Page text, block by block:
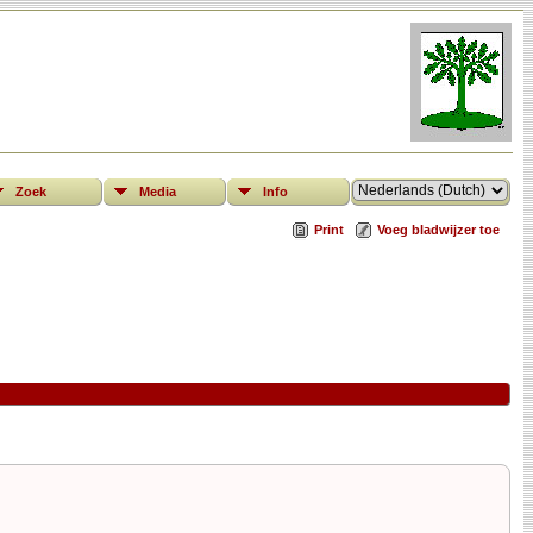
Zoek Media Info
Print Voeg bladwijzer toe